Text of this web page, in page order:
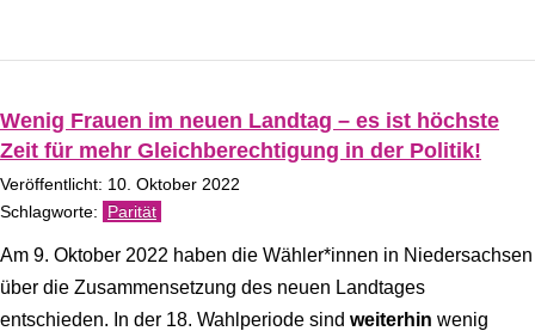
Wenig Frauen im neuen Landtag – es ist höchste
Zeit für mehr Gleichberechtigung in der Politik!
Veröffentlicht: 10. Oktober 2022
Parität
Am 9. Oktober 2022 haben die Wähler*innen in Niedersachsen
über die Zusammensetzung des neuen Landtages
entschieden. In der 18. Wahlperiode sind weiterhin wenig